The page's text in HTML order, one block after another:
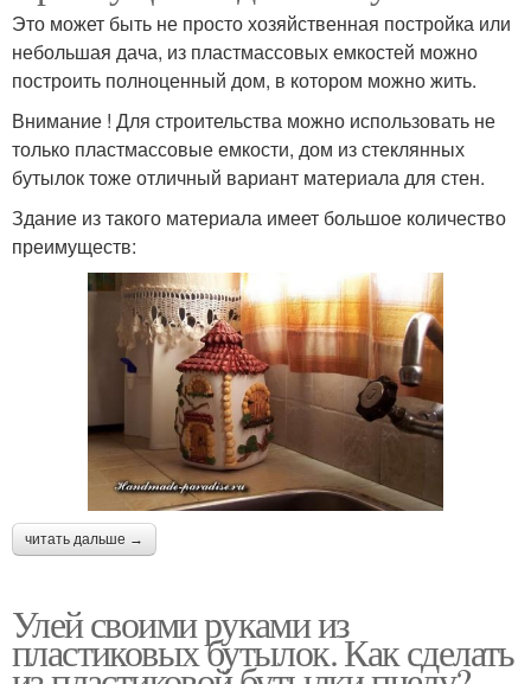
Это может быть не просто хозяйственная постройка или
небольшая дача, из пластмассовых емкостей можно
построить полноценный дом, в котором можно жить.
Внимание ! Для строительства можно использовать не
только пластмассовые емкости, дом из стеклянных
бутылок тоже отличный вариант материала для стен.
Здание из такого материала имеет большое количество
преимуществ:
читать дальше →
Улей своими руками из
пластиковых бутылок. Как сделать